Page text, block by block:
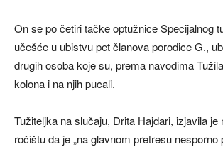
On se po četiri tačke optužnice Specijalnog
učešće u ubistvu pet članova porodice G.,
drugih osoba koje su, prema navodima
kolona i na njih pucali.
Tužiteljka na slučaju, Drita Hajdari, izjavila je
ročištu da je „na glavnom pretresu nesporno